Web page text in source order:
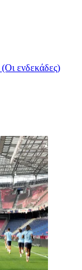
ενδεκάδες)